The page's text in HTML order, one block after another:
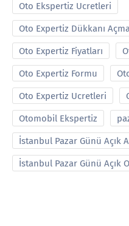
Oto Ekspertiz Ucretleri
Oto Expertiz Dükkanı
Oto Expertiz Fiyatları
Oto Expertiz Formu
Oto Expertiz Ucretleri
Otomobil Ekspertiz
İstanbul Pazar Günü Açık
İstanbul Pazar Günü Açık